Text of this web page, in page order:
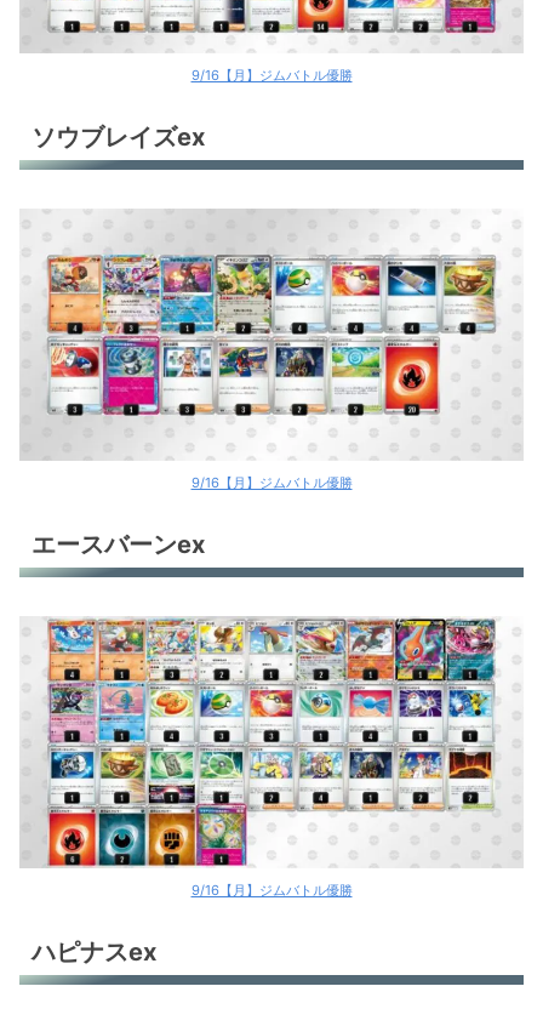
9/16【月】ジムバトル優勝
ソウブレイズex
9/16【月】ジムバトル優勝
エースバーンex
9/16【月】ジムバトル優勝
ハピナスex